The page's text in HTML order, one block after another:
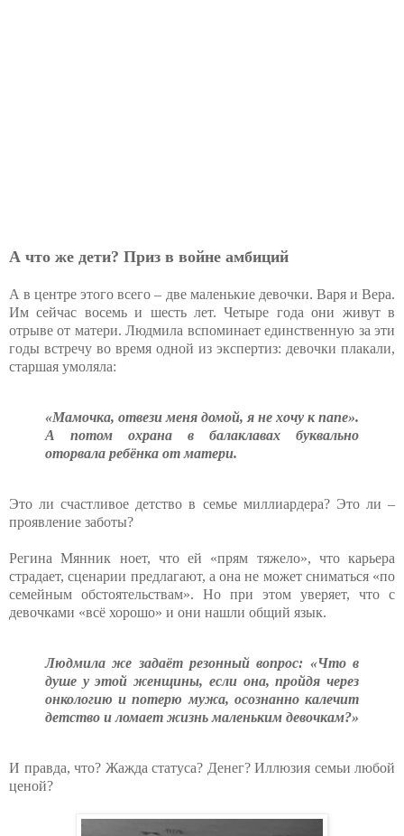
А что же дети? Приз в войне амбиций
А в центре этого всего – две маленькие девочки. Варя и Вера.
Им сейчас восемь и шесть лет. Четыре года они живут в
отрыве от матери. Людмила вспоминает единственную за эти
годы встречу во время одной из экспертиз: девочки плакали,
старшая умоляла:
«Мамочка, отвези меня домой, я не хочу к папе».
А потом охрана в балаклавах буквально
оторвала ребёнка от матери.
Это ли счастливое детство в семье миллиардера? Это ли –
проявление заботы?
Регина Мянник ноет, что ей «прям тяжело», что карьера
страдает, сценарии предлагают, а она не может сниматься «по
семейным обстоятельствам». Но при этом уверяет, что с
девочками «всё хорошо» и они нашли общий язык.
Людмила же задаёт резонный вопрос: «Что в
душе у этой женщины, если она, пройдя через
онкологию и потерю мужа, осознанно калечит
детство и ломает жизнь маленьким девочкам?»
И правда, что? Жажда статуса? Денег? Иллюзия семьи любой
ценой?